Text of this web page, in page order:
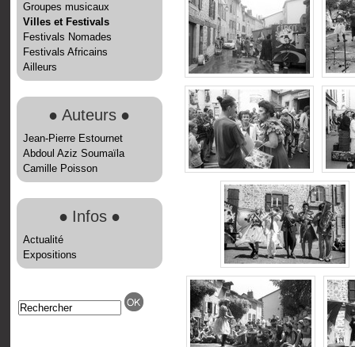
Groupes musicaux
Villes et Festivals
Festivals Nomades
Festivals Africains
Ailleurs
● Auteurs ●
Jean-Pierre Estournet
Abdoul Aziz Soumaïla
Camille Poisson
● Infos ●
Actualité
Expositions